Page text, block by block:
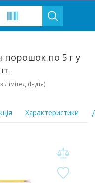
порошок по 5 г у
(Індія)
Характеристики